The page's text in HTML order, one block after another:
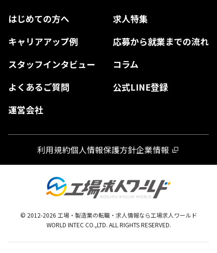
はじめての方へ
求人特集
キャリアアップ例
応募から就業までの流れ
スタッフインタビュー
コラム
よくあるご質問
公式LINE登録
運営会社
奈良県
和歌山県
島根県
山口県
高知県
徳島県
熊本県
宮崎県
鹿児島県
利用規約個人情報保護方針企業情報
© 2012-2026 工場・製造業の転職・求人情報なら工場求人ワールド
WORLD INTEC CO.,LTD. ALL RIGHTS RESERVED.